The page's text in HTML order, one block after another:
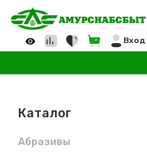
Вход
Каталог
Абразивы